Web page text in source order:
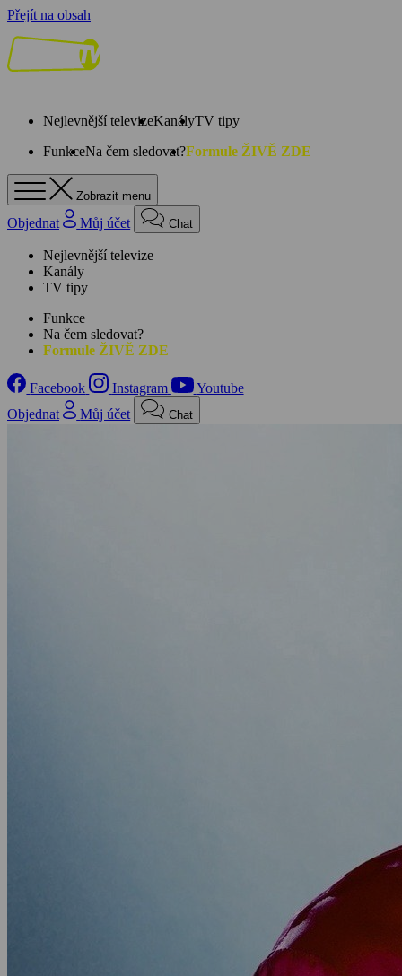
Přejít na obsah
Nejlevnější televizeKanályTV tipy
FunkceNa čem sledovat?Formule ŽIVĚ ZDE
Zobrazit menu
Objednat Můj účet Chat
Nejlevnější televize
Kanály
TV tipy
Funkce
Na čem sledovat?
Formule ŽIVĚ ZDE
Facebook Instagram
Youtube
Objednat
Můj účet Chat